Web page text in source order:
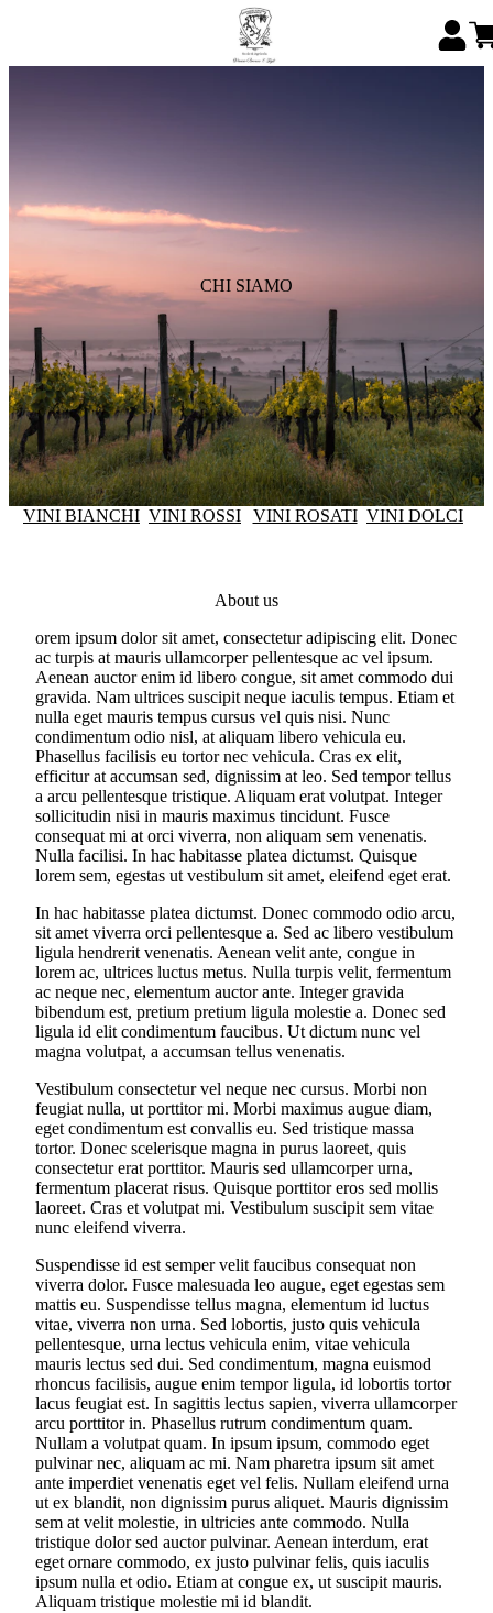
CHI SIAMO
VINI BIANCHI VINI ROSSI VINI ROSATI VINI DOLCI
About us
orem ipsum dolor sit amet, consectetur adipiscing elit. Donec
ac turpis at mauris ullamcorper pellentesque ac vel ipsum.
Aenean auctor enim id libero congue, sit amet commodo dui
gravida. Nam ultrices suscipit neque iaculis tempus. Etiam et
nulla eget mauris tempus cursus vel quis nisi. Nunc
condimentum odio nisl, at aliquam libero vehicula eu.
Phasellus facilisis eu tortor nec vehicula. Cras ex elit,
efficitur at accumsan sed, dignissim at leo. Sed tempor tellus
a arcu pellentesque tristique. Aliquam erat volutpat. Integer
sollicitudin nisi in mauris maximus tincidunt. Fusce
consequat mi at orci viverra, non aliquam sem venenatis.
Nulla facilisi. In hac habitasse platea dictumst. Quisque
lorem sem, egestas ut vestibulum sit amet, eleifend eget erat.
In hac habitasse platea dictumst. Donec commodo odio arcu,
sit amet viverra orci pellentesque a. Sed ac libero vestibulum
ligula hendrerit venenatis. Aenean velit ante, congue in
lorem ac, ultrices luctus metus. Nulla turpis velit, fermentum
ac neque nec, elementum auctor ante. Integer gravida
bibendum est, pretium pretium ligula molestie a. Donec sed
ligula id elit condimentum faucibus. Ut dictum nunc vel
magna volutpat, a accumsan tellus venenatis.
Vestibulum consectetur vel neque nec cursus. Morbi non
feugiat nulla, ut porttitor mi. Morbi maximus augue diam,
eget condimentum est convallis eu. Sed tristique massa
tortor. Donec scelerisque magna in purus laoreet, quis
consectetur erat porttitor. Mauris sed ullamcorper urna,
fermentum placerat risus. Quisque porttitor eros sed mollis
laoreet. Cras et volutpat mi. Vestibulum suscipit sem vitae
nunc eleifend viverra.
Suspendisse id est semper velit faucibus consequat non
viverra dolor. Fusce malesuada leo augue, eget egestas sem
mattis eu. Suspendisse tellus magna, elementum id luctus
vitae, viverra non urna. Sed lobortis, justo quis vehicula
pellentesque, urna lectus vehicula enim, vitae vehicula
mauris lectus sed dui. Sed condimentum, magna euismod
rhoncus facilisis, augue enim tempor ligula, id lobortis tortor
lacus feugiat est. In sagittis lectus sapien, viverra ullamcorper
arcu porttitor in. Phasellus rutrum condimentum quam.
Nullam a volutpat quam. In ipsum ipsum, commodo eget
pulvinar nec, aliquam ac mi. Nam pharetra ipsum sit amet
ante imperdiet venenatis eget vel felis. Nullam eleifend urna
ut ex blandit, non dignissim purus aliquet. Mauris dignissim
sem at velit molestie, in ultricies ante commodo. Nulla
tristique dolor sed auctor pulvinar. Aenean interdum, erat
eget ornare commodo, ex justo pulvinar felis, quis iaculis
ipsum nulla et odio. Etiam at congue ex, ut suscipit mauris.
Aliquam tristique molestie mi id blandit.